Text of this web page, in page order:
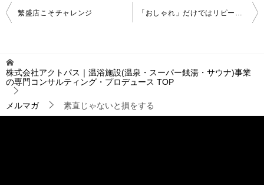
投
稿
ゲ
ー
シ
ョ
ン
繁盛店こそチャレンジ 「おしゃれ」だけではリピートを生まない
株式会社アクトパス｜温浴施設(温泉・スーパー銭湯・サウナ)事業
の専門コンサルティング・プロデュース TOP
メルマガ 素直じゃないと損をする